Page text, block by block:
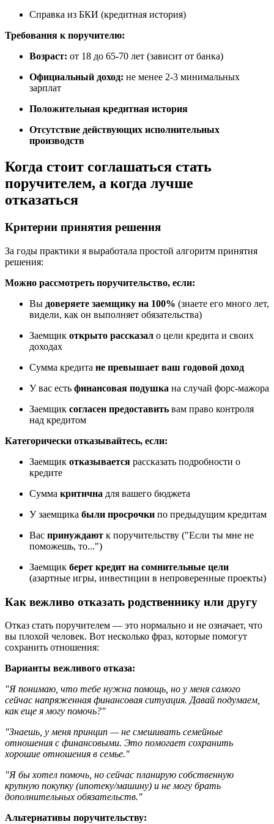
Справка из БКИ (кредитная история)
Требования к поручителю:
Возраст: от 18 до 65-70 лет (зависит от банка)
Официальный доход: не менее 2-3 минимальных
зарплат
Положительная кредитная история
Отсутствие действующих исполнительных
производств
Когда стоит соглашаться стать
поручителем, а когда лучше
отказаться
Критерии принятия решения
За годы практики я выработала простой алгоритм принятия
решения:
Можно рассмотреть поручительство, если:
Вы доверяете заемщику на 100% (знаете его много лет,
видели, как он выполняет обязательства)
Заемщик открыто рассказал о цели кредита и своих
доходах
Сумма кредита не превышает ваш годовой доход
У вас есть финансовая подушка на случай форс-мажора
Заемщик согласен предоставить вам право контроля
над кредитом
Категорически отказывайтесь, если:
Заемщик отказывается рассказать подробности о
кредите
Сумма критична для вашего бюджета
У заемщика были просрочки по предыдущим кредитам
Вас принуждают к поручительству ("Если ты мне не
поможешь, то...")
Заемщик берет кредит на сомнительные цели
(азартные игры, инвестиции в непроверенные проекты)
Как вежливо отказать родственнику или другу
Отказ стать поручителем — это нормально и не означает, что
вы плохой человек. Вот несколько фраз, которые помогут
сохранить отношения:
Варианты вежливого отказа:
"Я понимаю, что тебе нужна помощь, но у меня самого
сейчас напряженная финансовая ситуация. Давай подумаем,
как еще я могу помочь?"
"Знаешь, у меня принцип — не смешивать семейные
отношения с финансовыми. Это помогает сохранить
хорошие отношения в семье."
"Я бы хотел помочь, но сейчас планирую собственную
крупную покупку (ипотеку/машину) и не могу брать
дополнительных обязательств."
Альтернативы поручительству: